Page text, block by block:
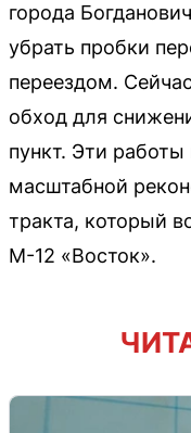
города
убрать пробки
переездом.
обход для
пункт. Эти
масштабной
тракта, который
М-12 «Восток».